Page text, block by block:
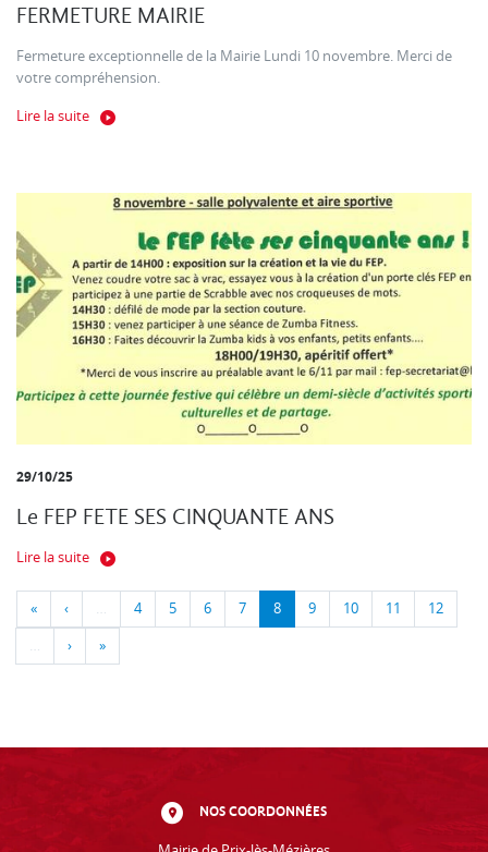
FERMETURE MAIRIE
Fermeture exceptionnelle de la Mairie Lundi 10 novembre. Merci de
votre compréhension.
Lire la suite
29/10/25
Le FEP FETE SES CINQUANTE ANS
Lire la suite
« ‹ … 4 5 6 7 8 9 10 11 12
… › »
NOS COORDONNÉES